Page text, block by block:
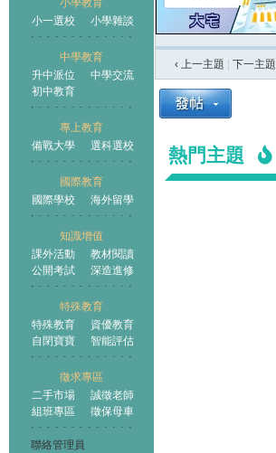
小學教育
小一選校
小學雜談
中學教育
升中派位
中學交流
初中教育
專上教育
備戰大學
選科選校
國際教育
國際學校
海外留學
知識增值
課外活動
教材閱讀
公開考試
深造進修
特殊教育
特殊教育
資優教育
自閉寶寶
智能評估
徵求專區
二手市場
誠徵老師
組班專區
徵保母車
聯絡管理員
‹ 上一主題 下一主題
熱門主題